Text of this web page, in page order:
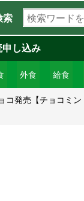
索
検
索
ワ
ー
ド
を
入
外食 給食
し込み
コ発売【チョコミ